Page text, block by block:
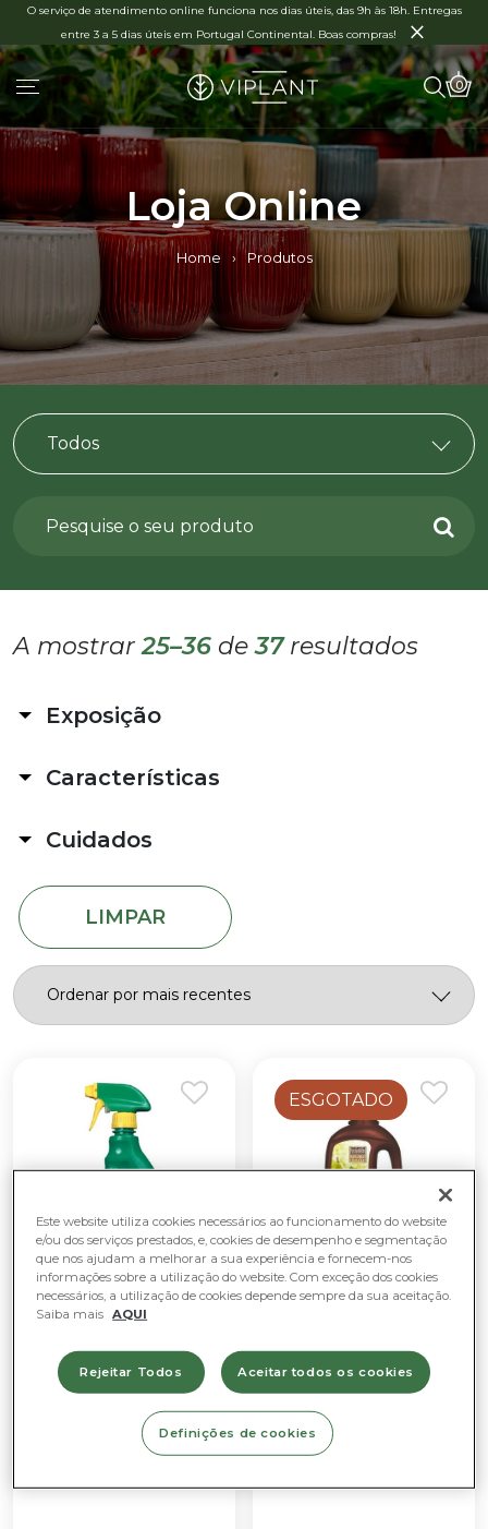
O serviço de atendimento online funciona nos dias úteis, das 9h às 18h. Entregas
entre 3 a 5 dias úteis em Portugal Continental. Boas compras!
×
0
Loja Online
Home › Produtos
A mostrar25–36 de37resultados
Exposição
Sol indireto (>4h de luz)
Sombra parcial ou total
Luz natural fraca
Muita luz natural (não sol direto)
Características
Cuidados
Moderado
LIMPAR
Tratamentos
Polysect Ultra
Pronto 800ML
ESGOTADO
Tratamentos
Adubo líquido
para hortícolas Bio
Este website utiliza cookies necessários ao funcionamento do website
e/ou dos serviços prestados, e, cookies de desempenho e segmentação
que nos ajudam a melhorar a sua experiência e fornecem-nos
informações sobre a utilização do website. Com exceção dos cookies
necessários, a utilização de cookies depende sempre da sua aceitação.
Saiba mais AQUI
Rejeitar Todos Aceitar todos os cookies
Definições de cookies